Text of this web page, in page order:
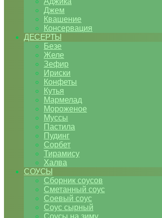
Джем
Квашение
Консервация
ДЕСЕРТЫ
Безе
Желе
Зефир
Ириски
Конфеты
Кутья
Мармелад
Мороженое
Муссы
Пастила
Пудинг
Сорбет
Тирамису
Халва
СОУСЫ
Сборник соусов
Сметанный соус
Соевый соус
Соус сырный
Соусы на зиму